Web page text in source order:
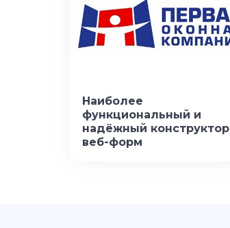
Наиболее
функциональный и
надёжный конструктор
веб-форм